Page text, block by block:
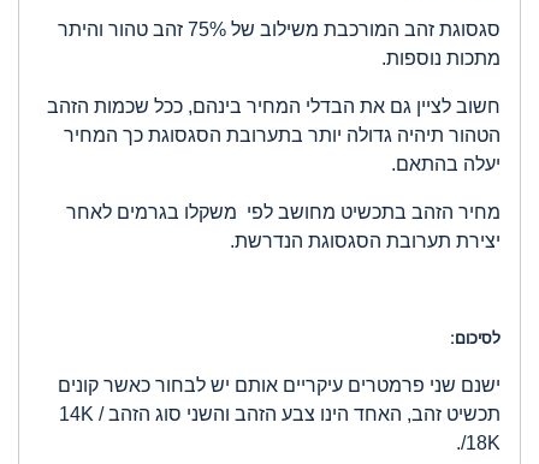
סגסוגת זהב המורכבת משילוב של 75% זהב טהור והיתר
מתכות נוספות.
חשוב לציין גם את הבדלי המחיר בינהם, ככל שכמות הזהב
הטהור תיהיה גדולה יותר בתערובת הסגסוגת כך המחיר
יעלה בהתאם.
מחיר הזהב בתכשיט מחושב לפי משקלו בגרמים לאחר
יצירת תערובת הסגסוגת הנדרשת.
לסיכום:
ישנם שני פרמטרים עיקריים אותם יש לבחור כאשר קונים
תכשיט זהב, האחד הינו צבע הזהב והשני סוג הזהב 14K /
18K/.